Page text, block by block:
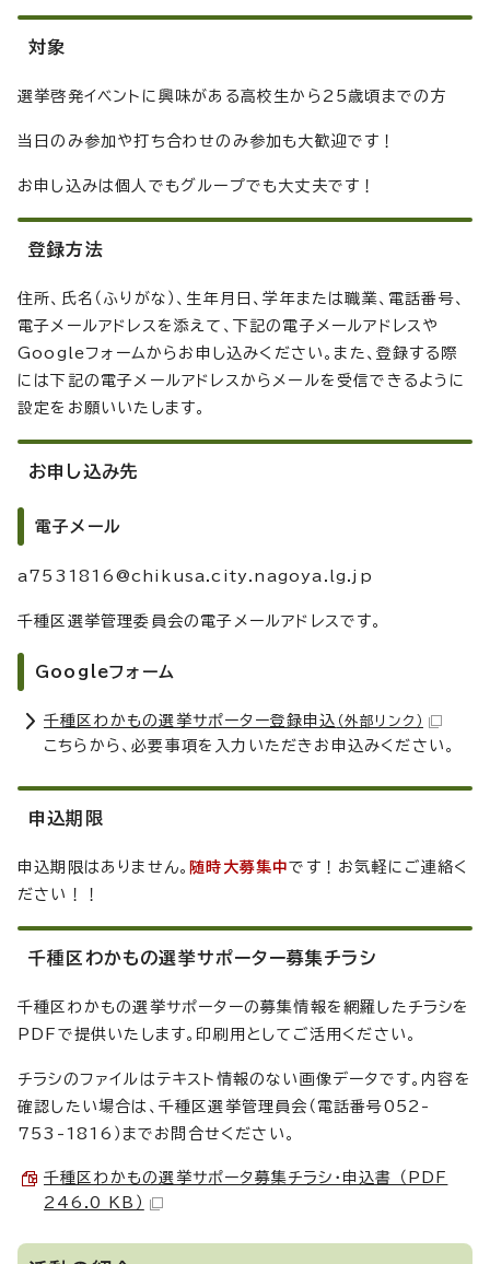
対象
選挙啓発イベントに興味がある高校生から25歳頃までの方
当日のみ参加や打ち合わせのみ参加も大歓迎です！
お申し込みは個人でもグループでも大丈夫です！
登録方法
住所、氏名（ふりがな）、生年月日、学年または職業、電話番号、
電子メールアドレスを添えて、下記の電子メールアドレスや
Googleフォームからお申し込みください。また、登録する際
には下記の電子メールアドレスからメールを受信できるように
設定をお願いいたします。
お申し込み先
電子メール
a7531816@chikusa.city.nagoya.lg.jp
千種区選挙管理委員会の電子メールアドレスです。
Googleフォーム
千種区わかもの選挙サポーター登録申込 （外部リンク）
こちらから、必要事項を入力いただきお申込みください。
申込期限
申込期限はありません。 随時大募集中です！お気軽にご連絡く
ださい！！
千種区わかもの選挙サポーター募集チラシ
千種区わかもの選挙サポーターの募集情報を網羅したチラシを
PDFで提供いたします。印刷用としてご活用ください。
チラシのファイルはテキスト情報のない画像データです。内容を
確認したい場合は、千種区選挙管理員会（電話番号052-
753-1816）までお問合せください。
千種区わかもの選挙サポータ募集チラシ・申込書 （PDF
246.0 KB）